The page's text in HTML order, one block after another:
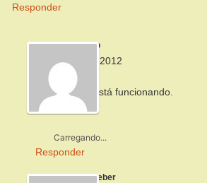
Responder
Alberto
29 de abril de 2012
Oi, Adrinaldo,
Seu link não está funcionando.
Um abraço.
Carregando...
Responder
Luiz Kleber